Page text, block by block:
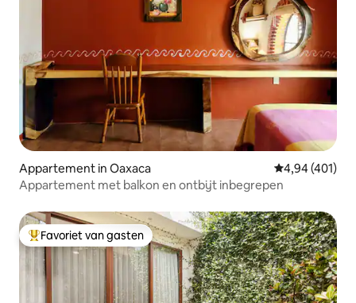
Appartement in Oaxaca Gemiddelde
4,94 (401)
Appartement met balkon en ontbijt inbegrepen
Topfavoriet van gasten
Favoriet van gasten